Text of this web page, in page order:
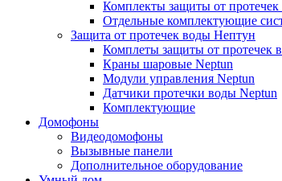
Комплекты защиты от
Отдельные комплектующие
Защита от протечек воды Нептун
Комплеты защиты от протечек
Краны шаровые Neptun
Модули управления Neptun
Датчики протечки воды Neptun
Комплектующие
Домофоны
Видеодомофоны
Вызывные панели
Дополнительное оборудование